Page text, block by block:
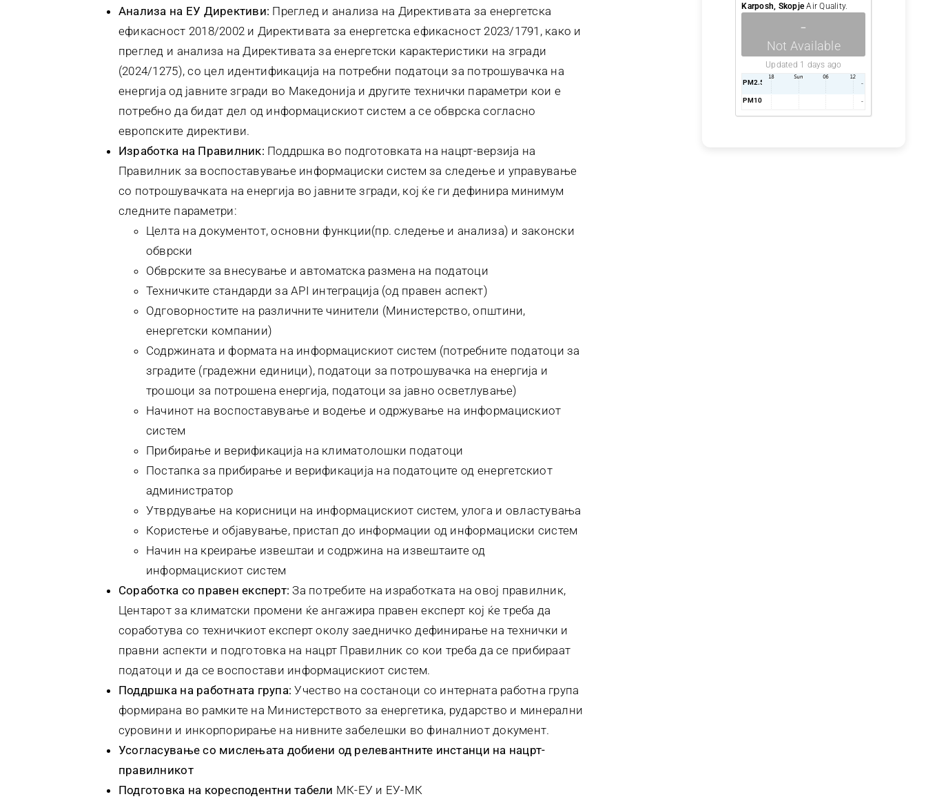
Анализа на ЕУ Директиви: Преглед и анализа на Директивата за енергетска
ефикасност 2018/2002 и Директивата за енергетска ефикасност 2023/1791, како и
преглед и анализа на Директивата за енергетски карактеристики на згради
(2024/1275), со цел идентификација на потребни податоци за потрошувачка на
енергија од јавните згради во Македонија и другите технички параметри кои е
потребно да бидат дел од информацискиот систем а се обврска согласно
европските директиви.
Изработка на Правилник: Поддршка во подготовката на нацрт-верзија на
Правилник за воспоставување информациски систем за следење и управување
со потрошувачката на енергија во јавните згради, кој ќе ги дефинира минимум
следните параметри:
Целта на документот, основни функции(пр. следење и анализа) и законски
обврски
Обврските за внесување и автоматска размена на податоци
Техничките стандарди за API интеграција (од правен аспект)
Одговорностите на различните чинители (Министерство, општини,
енергетски компании)
Содржината и формата на информацискиот систем (потребните податоци за
зградите (градежни единици), податоци за потрошувачка на енергија и
трошоци за потрошена енергија, податоци за јавно осветлување)
Начинот на воспоставување и водење и одржување на информацискиот
систем
Прибирање и верификација на климатолошки податоци
Постапка за прибирање и верификација на податоците од енергетскиот
администратор
Утврдување на корисници на информацискиот систем, улога и овластувања
Користење и објавување, пристап до информации од информациски систем
Начин на креирање извештаи и содржина на извештаите од
информацискиот систем
Соработка со правен експерт: За потребите на изработката на овој правилник,
Центарот за климатски промени ќе ангажира правен експерт кој ќе треба да
соработува со техничкиот експерт околу заедничко дефинирање на технички и
правни аспекти и подготовка на нацрт Правилник со кои треба да се прибираат
податоци и да се воспостави информацискиот систем.
Поддршка на работната група: Учество на состаноци со интерната работна група
формирана во рамките на Министерството за енергетика, рударство и минерални
суровини и инкорпорирање на нивните забелешки во финалниот документ.
Усогласување со мислењата добиени од релевантните инстанци на нацрт-
правилникот
Подготовка на коресподентни табели МК-ЕУ и ЕУ-МК
Karposh, SkopjeAir Quality.
-
Not Available
Updated 1 days ago
PM2.5 AQI -
PM10 AQI -